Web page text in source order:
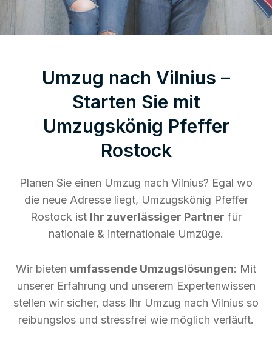
Umzug nach Vilnius –
Starten Sie mit
Umzugskönig Pfeffer
Rostock
Planen Sie einen Umzug nach Vilnius? Egal wo
die neue Adresse liegt, Umzugskönig Pfeffer
Rostock ist Ihr zuverlässiger Partner für
nationale & internationale Umzüge.
Wir bieten umfassende Umzugslösungen: Mit
unserer Erfahrung und unserem Expertenwissen
stellen wir sicher, dass Ihr Umzug nach Vilnius so
reibungslos und stressfrei wie möglich verläuft.